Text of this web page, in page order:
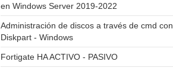
en Windows Server 2019-2022
Administración de discos a través de cmd con
Diskpart - Windows
Fortigate HA ACTIVO - PASIVO